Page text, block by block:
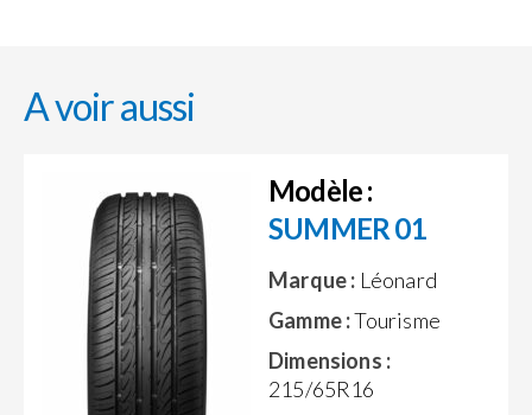
A voir aussi
Modèle :
SUMMER 01
Marque : Léonard
Gamme :Tourisme
Dimensions :
215/65R16